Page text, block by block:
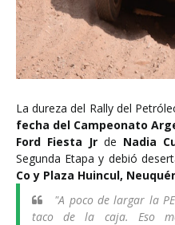
La dureza del Rally del
fecha del Campeonato
Ford Fiesta Jr de Nadia
Segunda Etapa y debió
Co y Plaza Huincul,
"A poco de largar la
taco de la caja. Eso